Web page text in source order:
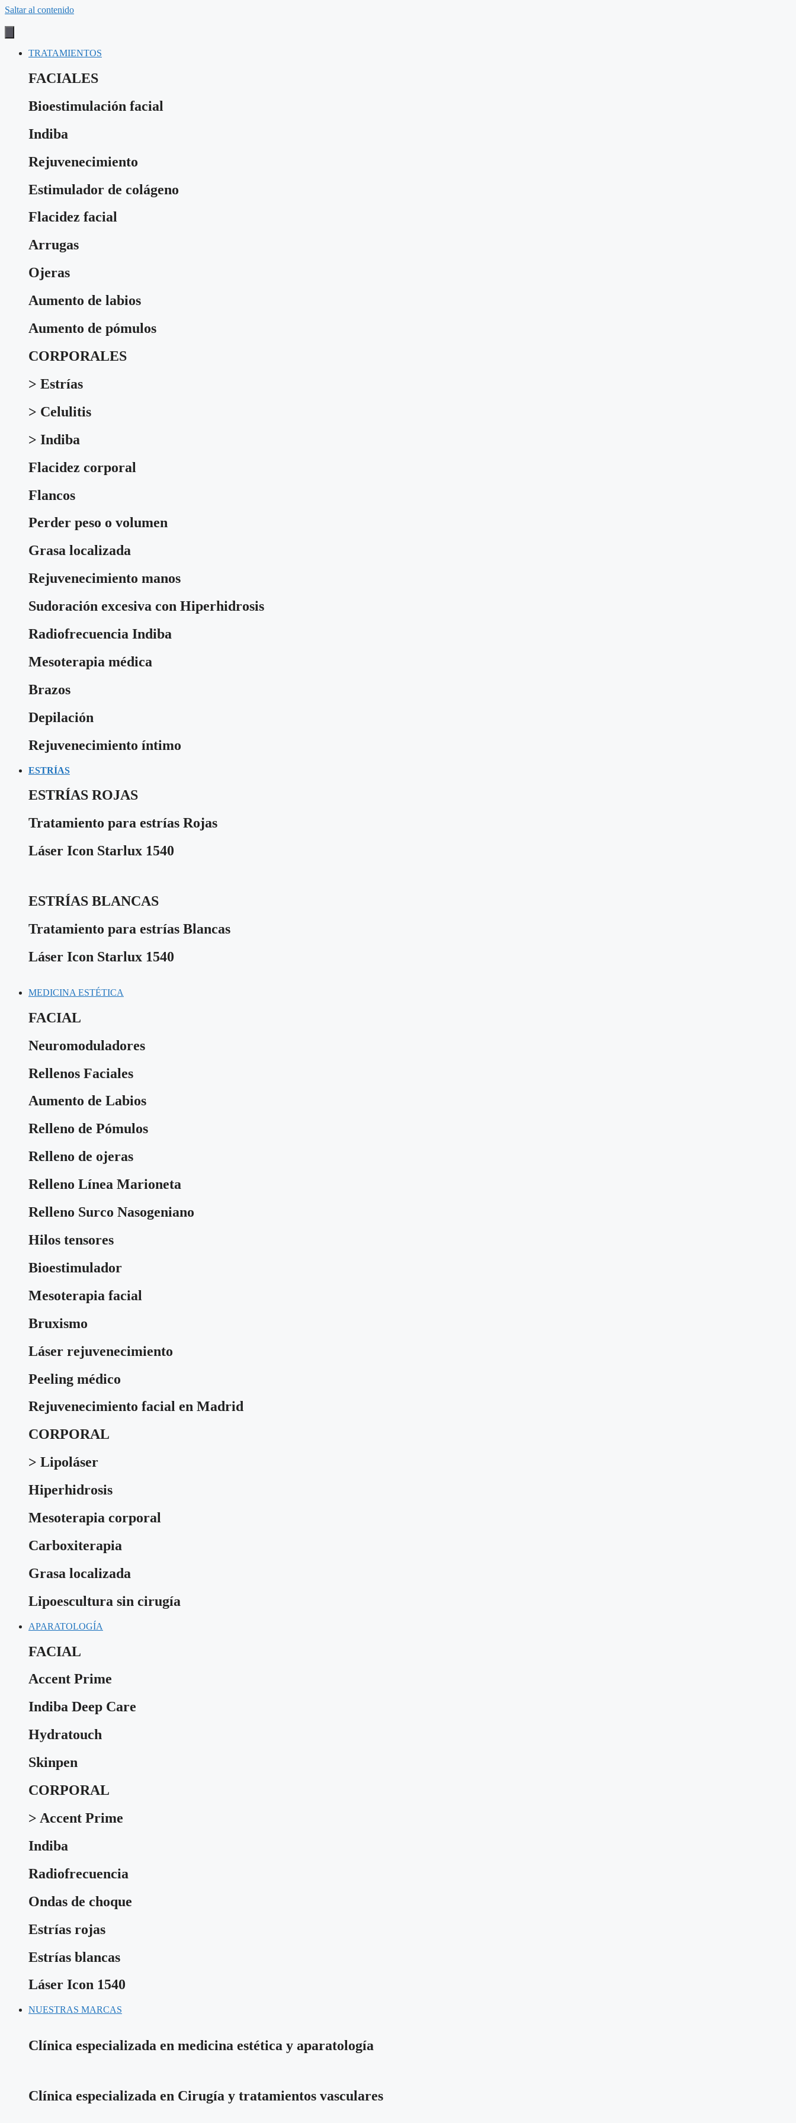
Saltar al contenido
TRATAMIENTOS
FACIALES
Bioestimulación facial
Indiba
Rejuvenecimiento
Estimulador de colágeno
Flacidez facial
Arrugas
Ojeras
Aumento de labios
Aumento de pómulos
CORPORALES
> Estrías
> Celulitis
> Indiba
Flacidez corporal
Flancos
Perder peso o volumen
Grasa localizada
Rejuvenecimiento manos
Sudoración excesiva con Hiperhidrosis
Radiofrecuencia Indiba
Mesoterapia médica
Brazos
Depilación
Rejuvenecimiento íntimo
ESTRÍAS
ESTRÍAS ROJAS
Tratamiento para estrías Rojas
Láser Icon Starlux 1540
ESTRÍAS BLANCAS
Tratamiento para estrías Blancas
Láser Icon Starlux 1540
MEDICINA ESTÉTICA
FACIAL
Neuromoduladores
Rellenos Faciales
Aumento de Labios
Relleno de Pómulos
Relleno de ojeras
Relleno Línea Marioneta
Relleno Surco Nasogeniano
Hilos tensores
Bioestimulador
Mesoterapia facial
Bruxismo
Láser rejuvenecimiento
Peeling médico
Rejuvenecimiento facial en Madrid
CORPORAL
> Lipoláser
Hiperhidrosis
Mesoterapia corporal
Carboxiterapia
Grasa localizada
Lipoescultura sin cirugía
APARATOLOGÍA
FACIAL
Accent Prime
Indiba Deep Care
Hydratouch
Skinpen
CORPORAL
> Accent Prime
Indiba
Radiofrecuencia
Ondas de choque
Estrías rojas
Estrías blancas
Láser Icon 1540
NUESTRAS MARCAS
Clínica especializada en medicina estética y aparatología
Clínica especializada en Cirugía y tratamientos vasculares